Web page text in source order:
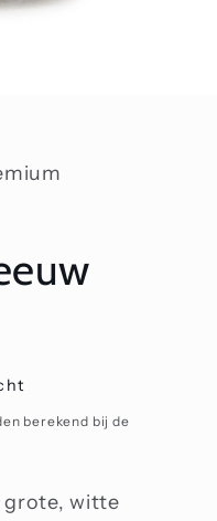
berekend bij de
grote, witte